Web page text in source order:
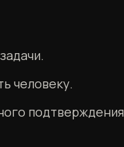
человеку.
подтверждения